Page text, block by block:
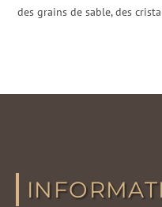
des grains de sable, des